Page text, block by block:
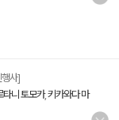
사]
타니 토모카,키카와다 마